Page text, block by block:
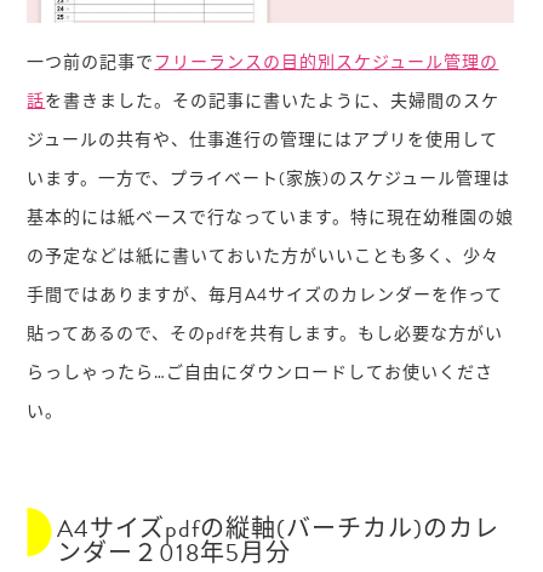
一つ前の記事でフリーランスの目的別スケジュール管理の
話を書きました。その記事に書いたように、夫婦間のスケ
ジュールの共有や、仕事進行の管理にはアプリを使用して
います。一方で、プライベート(家族)のスケジュール管理は
基本的には紙ベースで行なっています。特に現在幼稚園の娘
の予定などは紙に書いておいた方がいいことも多く、少々
手間ではありますが、毎月A4サイズのカレンダーを作って
貼ってあるので、そのpdfを共有します。もし必要な方がい
らっしゃったら…ご自由にダウンロードしてお使いくださ
い。
A4サイズpdfの縦軸(バーチカル)のカレ
ンダー２018年5月分